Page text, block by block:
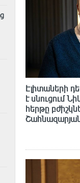
Էլիտաների
է սնուցում
հերթը